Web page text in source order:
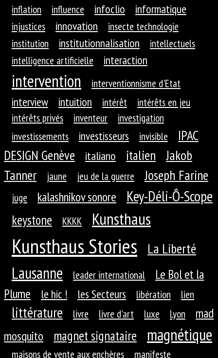
inflation
influence infoclio informatique
injustices innovation
insecte technologie
institution
institutionnalisation
intellectuels
intelligence artificielle
interaction
intervention interventionnisme d'Etat
interview intuition intérêt
intérêts en jeu
intérêts privés
inventeur
investigation
investissements
investisseurs invisible
IPAC
DESIGN Genève
italiano italien
Jakob
Tanner
jaune jeu de la guerre Joseph Farine
juge kalashnikov sonore Key-Déli-Ô-Scope
keystone KKKK Kunsthaus
Kunsthaus Stories La Liberté
Lausanne leader international
Le Bol et la
Plume
le hic ! les Secteurs libération lien
littérature livre livre d'art luxe Lyon
mad
mosquito
magnet signataire magnétique
maisons de vente aux enchères manifeste